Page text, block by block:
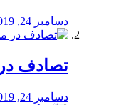
دسامبر 24, 2019
تصادف
دسامبر 24, 2019